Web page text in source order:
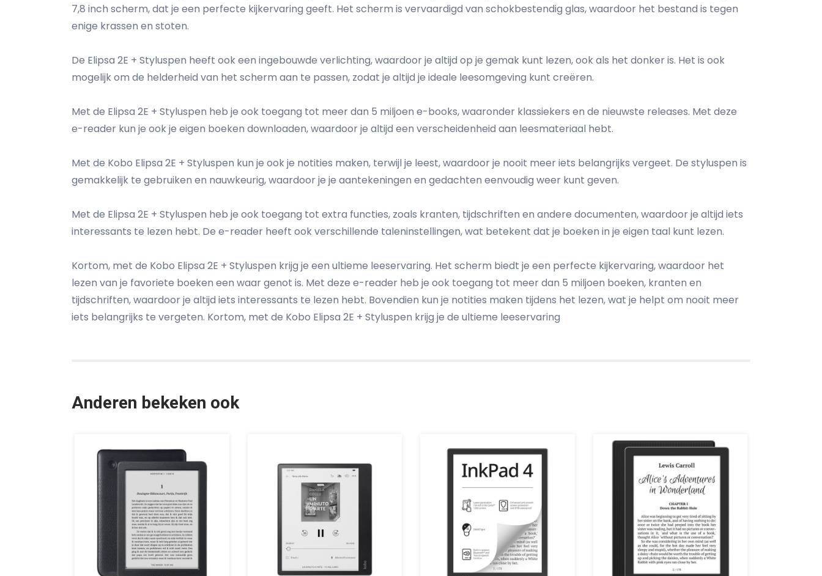
7,8 inch scherm, dat je een perfecte kijkervaring geeft. Het scherm is vervaardigd van schokbestendig glas, waardoor het bestand is tegen
enige krassen en stoten.
De Elipsa 2E + Styluspen heeft ook een ingebouwde verlichting, waardoor je altijd op je gemak kunt lezen, ook als het donker is. Het is ook
mogelijk om de helderheid van het scherm aan te passen, zodat je altijd je ideale leesomgeving kunt creëren.
Met de Elipsa 2E + Styluspen heb je ook toegang tot meer dan 5 miljoen e-books, waaronder klassiekers en de nieuwste releases. Met deze
e-reader kun je ook je eigen boeken downloaden, waardoor je altijd een verscheidenheid aan leesmateriaal hebt.
Met de Kobo Elipsa 2E + Styluspen kun je ook je notities maken, terwijl je leest, waardoor je nooit meer iets belangrijks vergeet. De styluspen is
gemakkelijk te gebruiken en nauwkeurig, waardoor je je aantekeningen en gedachten eenvoudig weer kunt geven.
Met de Elipsa 2E + Styluspen heb je ook toegang tot extra functies, zoals kranten, tijdschriften en andere documenten, waardoor je altijd iets
interessants te lezen hebt. De e-reader heeft ook verschillende taleninstellingen, wat betekent dat je boeken in je eigen taal kunt lezen.
Kortom, met de Kobo Elipsa 2E + Styluspen krijg je een ultieme leeservaring. Het scherm biedt je een perfecte kijkervaring, waardoor het
lezen van je favoriete boeken een waar genot is. Met deze e-reader heb je ook toegang tot meer dan 5 miljoen boeken, kranten en
tijdschriften, waardoor je altijd iets interessants te lezen hebt. Bovendien kun je notities maken tijdens het lezen, wat je helpt om nooit meer
iets belangrijks te vergeten. Kortom, met de Kobo Elipsa 2E + Styluspen krijg je de ultieme leeservaring
Anderen bekeken ook